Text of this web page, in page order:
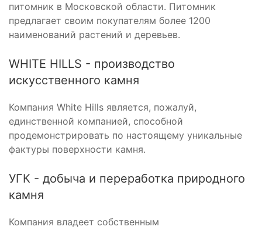
питомник в Московской области. Питомник
предлагает своим покупателям более 1200
наименований растений и деревьев.
WHITE HILLS - производство
искусственного камня
Компания White Hills является, пожалуй,
единственной компанией, способной
продемонстрировать по настоящему уникальные
фактуры поверхности камня.
УГК - добыча и переработка природного
камня
Компания владеет собственным